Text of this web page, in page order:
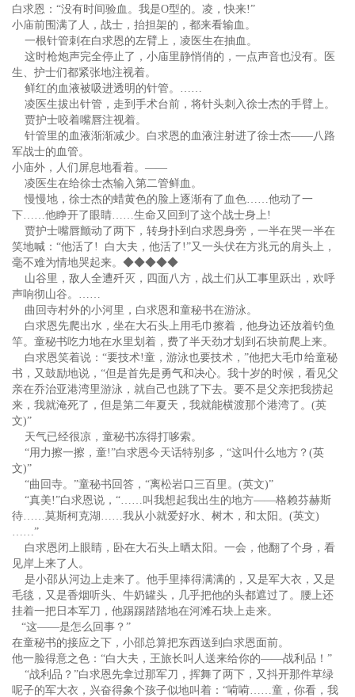
白求恩：“没有时间验血。我是O型的。凌，快来!”
小庙前围满了人，战士，抬担架的，都来看输血。
一根针管刺在白求恩的左臂上，凌医生在抽血。
这时枪炮声完全停止了，小庙里静悄俏的，一点声音也没有。医
生、护士们都紧张地注视着。
鲜红的血液被吸进透明的针管。……
凌医生拔出针管，走到手术台前，将针头刺入徐士杰的手臂上。
贾护士咬着嘴唇注视着。
针管里的血液渐渐减少。白求恩的血液注射进了徐士杰——八路
军战士的血管。
小庙外，人们屏息地看着。——
凌医生在给徐士杰输入第二管鲜血。
慢慢地，徐士杰的蜡黄色的脸上逐渐有了血色……他动了一
下……他睁开了眼睛……生命又回到了这个战士身上!
贾护士嘴唇颤动了两下，转身扑到白求恩身旁，一半在哭一半在
笑地喊：“他活了! 白大夫，他活了!”又一头伏在方兆元的肩头上，
毫不难为情地哭起来。◆◆◆◆◆
山谷里，敌人全遭歼灭，四面八方，战土们从工事里跃出，欢呼
声响彻山谷。……
曲回寺村外的小河里，白求恩和童秘书在游泳。
白求恩先爬出水，坐在大石头上用毛巾擦着，他身边还放着钓鱼
竿。童秘书吃力地在水里划着，费了半天劲才划到石块前爬上来。
白求恩笑着说：“要技术!童，游泳也要技术，”他把大毛巾给童秘
书，又鼓励地说，“但是首先是勇气和决心。我十岁的时候，看见父
亲在乔治亚港湾里游泳，就自己也跳了下去。要不是父亲把我捞起
来，我就淹死了，但是第二年夏天，我就能横渡那个港湾了。(英
文)”
天气已经很凉，童秘书冻得打哆索。
“用力擦一擦，童!”白求恩今天话特别多，“这叫什么地方？(英
文)”
“曲回寺。”童秘书回答，“离松岩口三百里。(英文)”
“真美!”白求恩说，“……叫我想起我出生的地方——格赖芬赫斯
待……莫斯柯克湖……我从小就爱好水、树木，和太阳。(英文)
……”
白求恩闭上眼睛，卧在大石头上晒太阳。一会，他翻了个身，看
见岸上来了人。
是小邵从河边上走来了。他手里捧得满满的，又是军大衣，又是
毛毯，又是香烟听头、牛奶罐头，几乎把他的头都遮过了。腰上还
挂着一把日本军刀，他踢踢踏踏地在河滩石块上走来。
“这——是怎么回事？”
在童秘书的接应之下，小邵总算把东西送到白求恩面前。
他一脸得意之色：“白大夫，王旅长叫人送来给你的——战利品！”
“战利品？”白求恩先拿过那军刀，挥舞了两下，又抖开那件草绿
呢子的军大衣，兴奋得象个孩子似地叫着：“嗬嗬……童，你看，我